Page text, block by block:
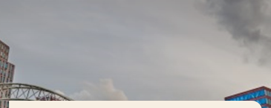
Veel gezocht
Opleiding